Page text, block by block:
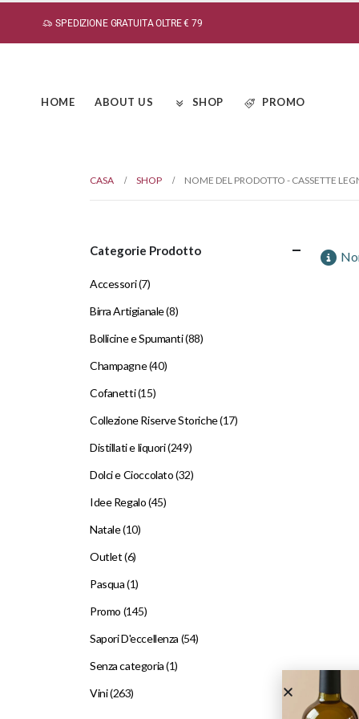
SPEDIZIONE GRATUITA OLTRE € 79
HOME ABOUT US SHOP PROMO
CASA SHOP NOME DEL PRODOTTO - CASSETTE
Categorie Prodotto
Accessori(7)
Birra Artigianale(8)
Bollicine e Spumanti(88)
Champagne(40)
Cofanetti(15)
Collezione Riserve Storiche(17)
Distillati e liquori(249)
Dolci e Cioccolato(32)
Idee Regalo(45)
Natale(10)
Outlet(6)
Pasqua(1)
Promo (145)
Sapori D'eccellenza (54)
Senza categoria(1)
Vini(263)